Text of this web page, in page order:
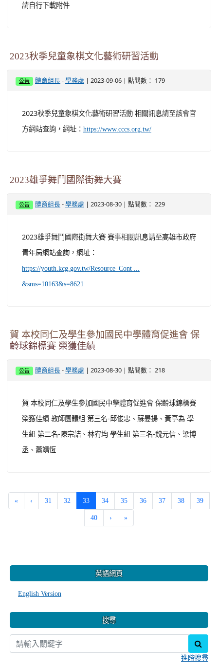
請自行下載附件
2023秋季兒童象棋文化藝術研習活動
公告 體育組長 -學務處 | 2023-09-06 | 點閱數： 179
2023秋季兒童象棋文化藝術研習活動 相關訊息請至該會官
方網站查詢，網址： https://www.cccs.org.tw/
2023雄爭舞鬥國際街舞大賽
公告 體育組長 -學務處 | 2023-08-30 | 點閱數： 229
2023雄爭舞鬥國際街舞大賽 賽事相關訊息請至高雄市政府
青年局網站查詢，網址：
https://youth.kcg.gov.tw/Resource_Cont ...
&sms=10163&s=8621
賀 本校同仁及學生參加國民中學體育促進會 保
齡球錦標賽 榮獲佳績
公告 體育組長 -學務處 | 2023-08-30 | 點閱數： 218
賀 本校同仁及學生參加國民中學體育促進會 保齡球錦標賽
榮獲佳績 教師團體組 第三名-邱俊忠、蘇晏揚、黃亭為 學
生組 第二名-陳宗詰、林宥均 學生組 第三名-魏元信、梁博
丞、蕭靖恆
« ‹ 31 32 33(current)
34 35 36 37 38 39
40 › »
英語網頁
English Version
搜尋
進階搜尋